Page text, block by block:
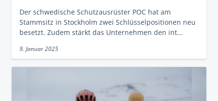
Der schwedische Schutzausrüster POC hat am
Stammsitz in Stockholm zwei Schlüsselpositionen neu
besetzt. Zudem stärkt das Unternehmen den int…
9. Januar 2025